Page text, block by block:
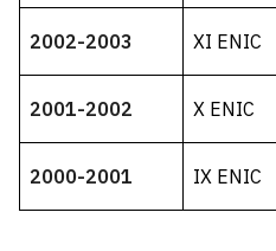
2002-2003 XI ENIC
2001-2002 X ENIC
2000-2001 IX ENIC